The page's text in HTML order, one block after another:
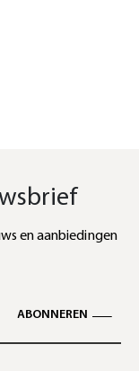
en aanbiedingen
ABONNEREN